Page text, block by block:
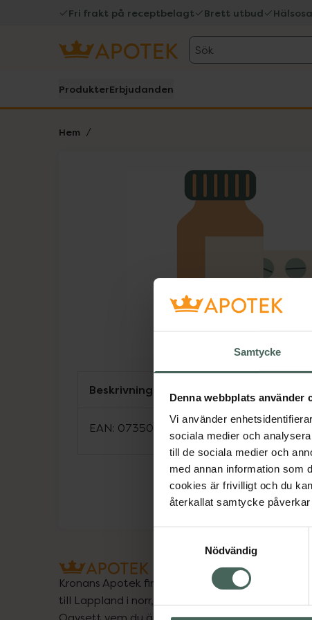
Samtycke
Denna webbplats använder
Vi använder
sociala medier och
till de sociala medier och
med annan information som
cookies är frivilligt och du
återkallat samtycke
Nödvändig
Fri frakt på receptbelagt Brett utbud
Sök
ProdukterErbjudanden
Hem
Lista: . Innehåller 1 objekt.
Beskrivning
EAN: 07350124336237
Kronans Apotek finns här för dig. Du hittar oss
till Lappland i norr, och online i mobilen och på
Oavsett vem du är så är det vårt uppdrag att